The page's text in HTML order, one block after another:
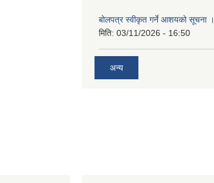
बोलपत्र स्वीकृत गर्ने आशयको सूचना ।
मिति: 03/11/2026 - 16:50
अन्य